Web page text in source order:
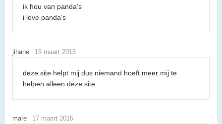
ik hou van panda’s
i love panda’s
jihane 15 maart 2015
deze site helpt mij dus niemand hoeft meer mij te
helpen alleen deze site
mare 17 maart 2015